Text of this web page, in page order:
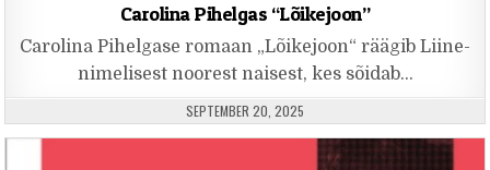
Carolina Pihelgas “Lõikejoon”
Carolina Pihelgase romaan „Lõikejoon“ räägib Liine-
nimelisest noorest naisest, kes sõidab…
PUBLISHED DATE:
SEPTEMBER 20, 2025